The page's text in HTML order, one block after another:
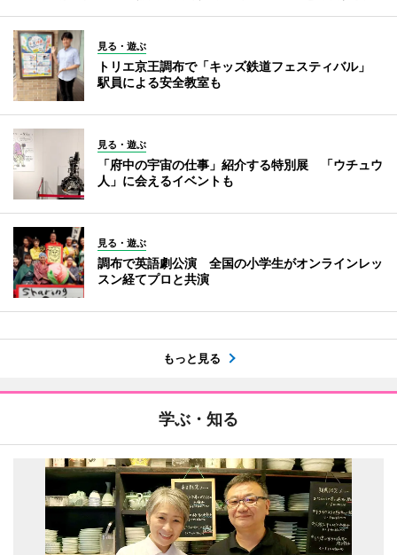
見る・遊ぶ
トリエ京王調布で「キッズ鉄道フェスティバル」
駅員による安全教室も
見る・遊ぶ
「府中の宇宙の仕事」紹介する特別展 「ウチュウ
人」に会えるイベントも
見る・遊ぶ
調布で英語劇公演 全国の小学生がオンラインレッ
スン経てプロと共演
もっと見る
学ぶ・知る